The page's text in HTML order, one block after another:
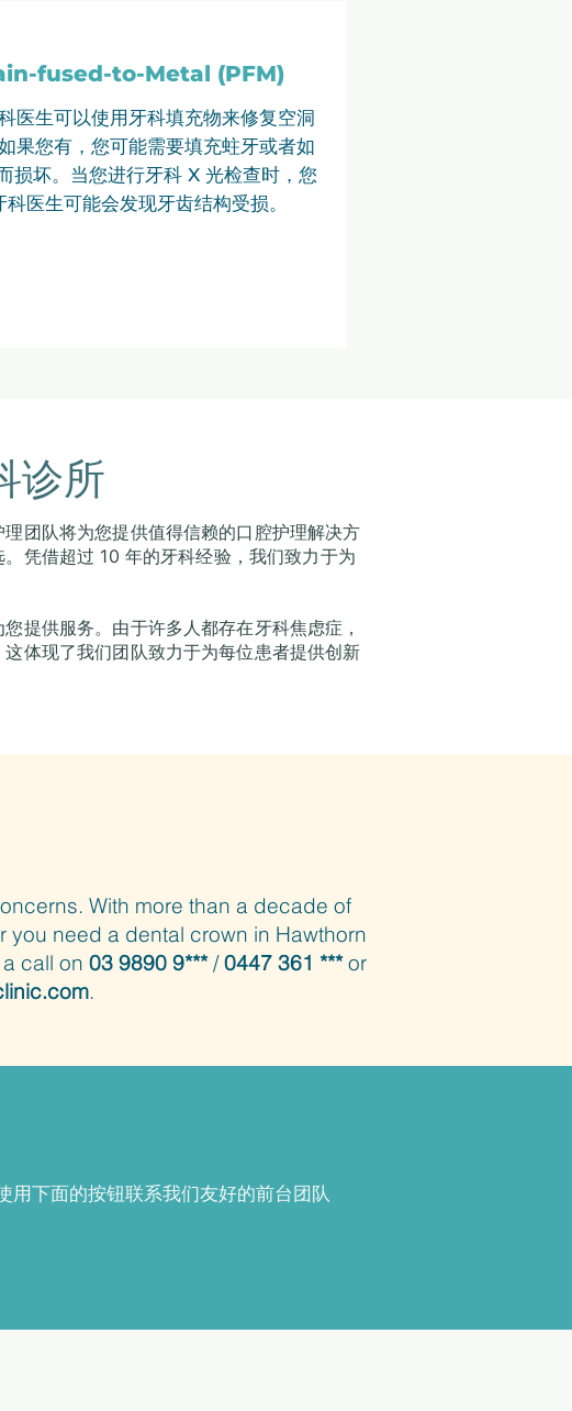
fused-to-Metal (PFM)
医生可以使用牙科填充物来修复空洞
果您有，您可能需要填充蛀牙或者如
损坏。当您进行牙科 X 光检查时，您
科医生可能会发现牙齿结构受损。
诊所
团队将为您提供值得信赖的口腔护理解决方
凭借超过 10 年的牙科经验，我们致力于为
提供服务。由于许多人都存在牙科焦虑症，
体现了我们团队致力于为每位患者提供创新
With more than a decade of
need a dental crown in Hawthorn
call on 03 9890 9***/0447 361 ***or
.
下面的按钮联系我们友好的前台团队